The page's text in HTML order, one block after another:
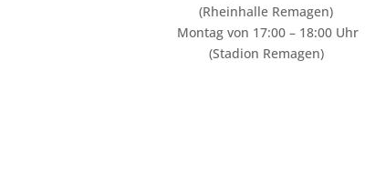
(Rheinhalle Remagen)
Montag von 17:00 – 18:00 Uhr
(Stadion Remagen)